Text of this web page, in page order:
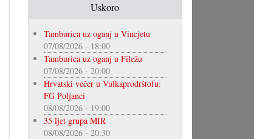
Uskoro
Tamburica uz oganj u Vincjetu
07/08/2026 - 18:00
Tamburica uz oganj u Filežu
07/08/2026 - 20:00
Hrvatski večer u Vulkaprodrštofu:
FG Poljanci
08/08/2026 - 19:00
35 ljet grupa MIR
08/08/2026 - 20:30